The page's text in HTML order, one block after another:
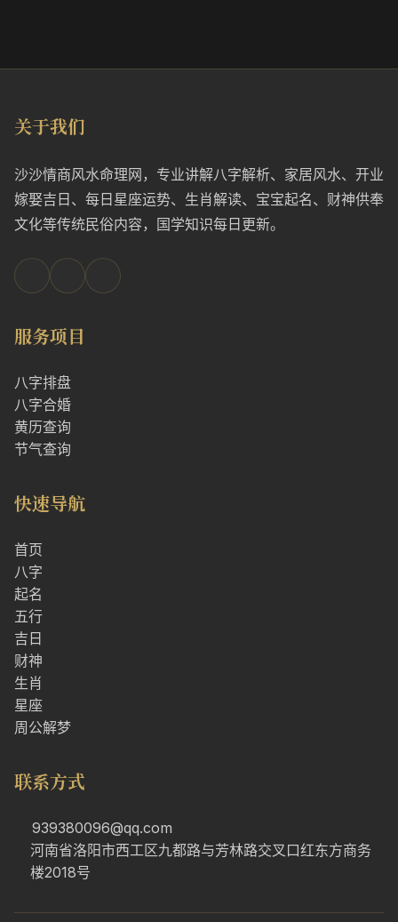
关于我们
沙沙情商风水命理网，专业讲解八字解析、家居风水、开业
嫁娶吉日、每日星座运势、生肖解读、宝宝起名、财神供奉
文化等传统民俗内容，国学知识每日更新。
服务项目
八字排盘
八字合婚
黄历查询
节气查询
快速导航
首页
八字
起名
五行
吉日
财神
生肖
星座
周公解梦
联系方式
939380096@qq.com
河南省洛阳市西工区九都路与芳林路交叉口红东方商务
楼2018号